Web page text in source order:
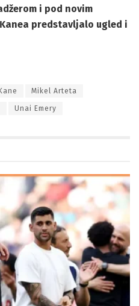
i pod novim
predstavljalo ugled i
Mikel Arteta
Unai Emery